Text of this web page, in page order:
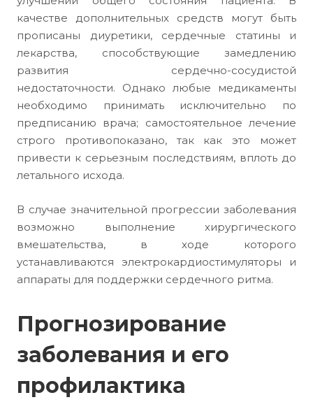
качестве дополнительных средств могут быть
прописаны диуретики, сердечные статины и
лекарства, способствующие замедлению
развития сердечно-сосудистой
недостаточности. Однако любые медикаменты
необходимо принимать исключительно по
предписанию врача; самостоятельное лечение
строго противопоказано, так как это может
привести к серьезным последствиям, вплоть до
летального исхода.
В случае значительной прогрессии заболевания
возможно выполнение хирургического
вмешательства, в ходе которого
устанавливаются электрокардиостимуляторы и
аппараты для поддержки сердечного ритма.
Прогнозирование
заболевания и его
профилактика